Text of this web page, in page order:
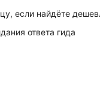
если найдёте
ответа гида